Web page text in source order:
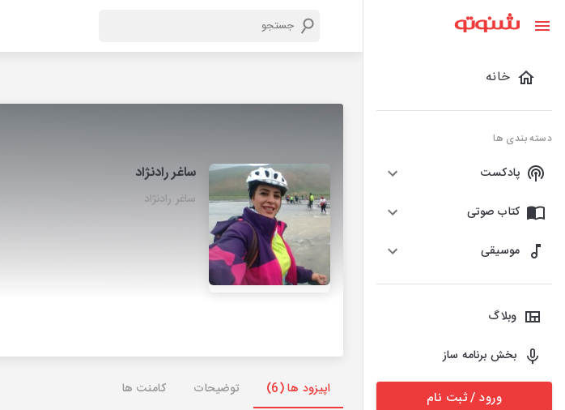
خانه
دسته بندی ها
پادکست
کتاب صوتی
موسیقی
وبلاگ
بخش برنامه ساز
ورود / ثبت نام
ساغر رادنژاد
ساغر رادنژاد
اپیزود ها (6) توضیحات کامنت ها